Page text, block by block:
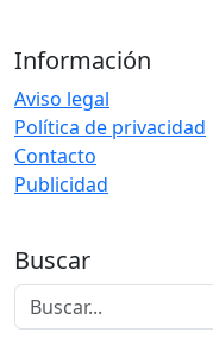
Información
Aviso legal
Política de privacidad
Contacto
Publicidad
Buscar